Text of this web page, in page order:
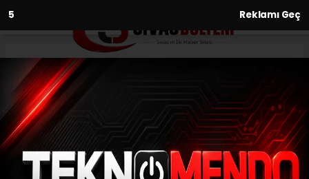
2 Reklamı Geç
Anasayfa Kültür-Sanat-Tarih
Cumhuriyetin Sivas’a Açılan
Kapısı: İstasyon Caddesi
KÜLTÜR-SANAT-TARIH
(Web Sitesi) - Web Sitesi | 30.05.2026 - 16:14, Güncelleme: 30.05.2026
- 18:20